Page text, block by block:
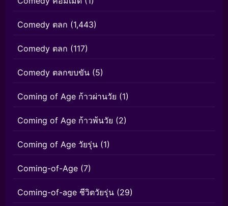
Comedy ตลก (1,443)
Comedy ตลก (117)
Comedy ตลกขบขัน (5)
Coming of Age ก้าวผ่านวัย (1)
Coming of Age ก้าวพ้นวัย (2)
Coming of Age วัยรุ่น (1)
Coming-of-Age (7)
Coming-of-age ชีวิตวัยรุ่น (29)